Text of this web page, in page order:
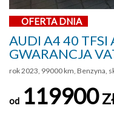
OFERTA DNIA
AUDI A4 40 TFSI
GWARANCJA
rok 2023, 99000 km, Benzyna,
od 119900